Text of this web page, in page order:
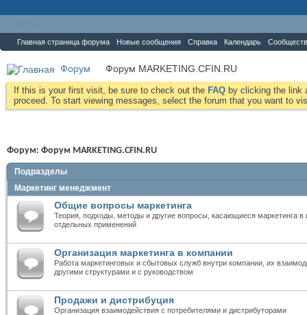
Главная страница форума Новые сообщения Справка Календарь
Форум Форум MARKETING.CFIN.RU
If this is your first visit, be sure to check out the FAQ by clicking the link
proceed. To start viewing messages, select the forum that you want to
Форум: Форум MARKETING.CFIN.RU
Подразделы
Маркетинг менеджмент
Общие вопросы маркетинга
Теория, подходы, методы и другие вопросы, касающиеся маркетинга в
отдельных применений
Организация маркетинга в компании
Работа маркетинговых и сбытовых служб внутри компании, их
другими структурами и с руководством
Продажи и дистрибуция
Организация взаимодействия с потребителями и дистрибуторами